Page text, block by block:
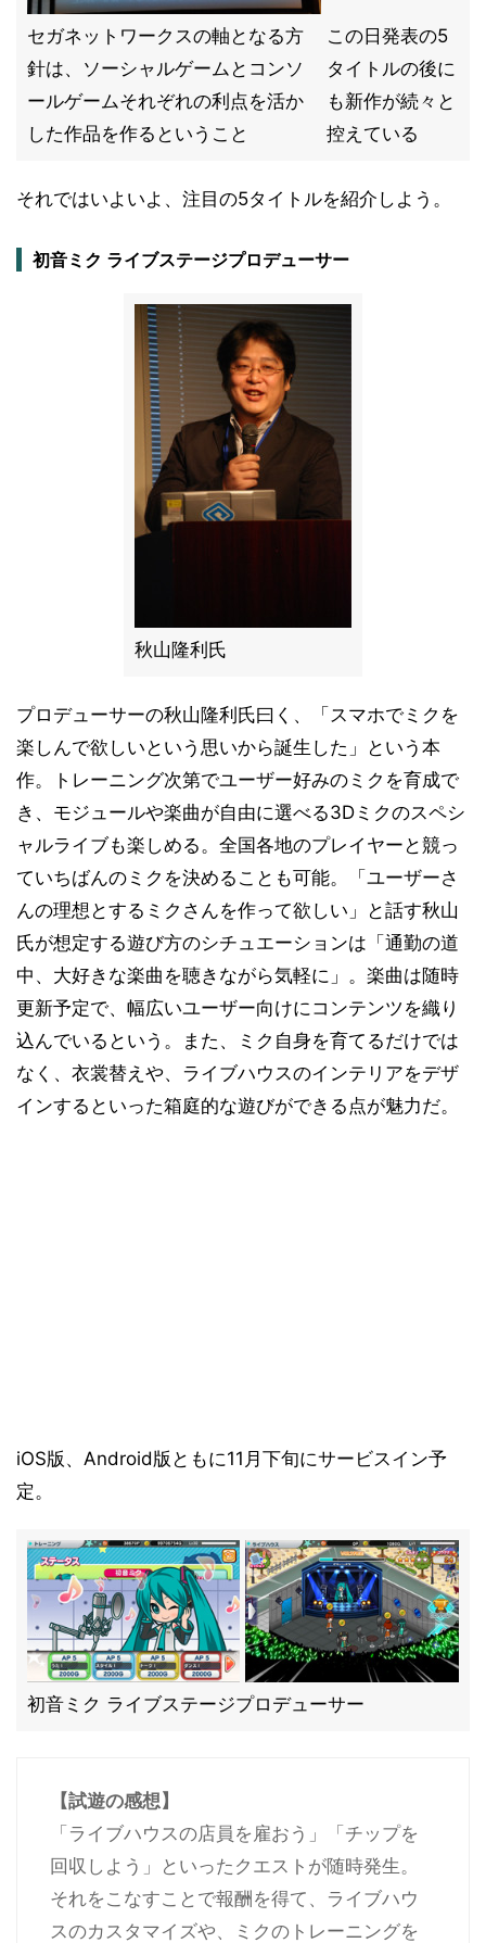
セガネットワークスの軸となる方
針は、ソーシャルゲームとコンソ
ールゲームそれぞれの利点を活か
した作品を作るということ
この日発表の5
タイトルの後に
も新作が続々と
控えている
それではいよいよ、注目の5タイトルを紹介しよう。
初音ミク ライブステージプロデューサー
秋山隆利氏
プロデューサーの秋山隆利氏曰く、「スマホでミクを
楽しんで欲しいという思いから誕生した」という本
作。トレーニング次第でユーザー好みのミクを育成で
き、モジュールや楽曲が自由に選べる3Dミクのスペシ
ャルライブも楽しめる。全国各地のプレイヤーと競っ
ていちばんのミクを決めることも可能。「ユーザーさ
んの理想とするミクさんを作って欲しい」と話す秋山
氏が想定する遊び方のシチュエーションは「通勤の道
中、大好きな楽曲を聴きながら気軽に」。楽曲は随時
更新予定で、幅広いユーザー向けにコンテンツを織り
込んでいるという。また、ミク自身を育てるだけでは
なく、衣裳替えや、ライブハウスのインテリアをデザ
インするといった箱庭的な遊びができる点が魅力だ。
iOS版、Android版ともに11月下旬にサービスイン予
定。
初音ミク ライブステージプロデューサー
【試遊の感想】
「ライブハウスの店員を雇おう」「チップを
回収しよう」といったクエストが随時発生。
それをこなすことで報酬を得て、ライブハウ
スのカスタマイズや、ミクのトレーニングを